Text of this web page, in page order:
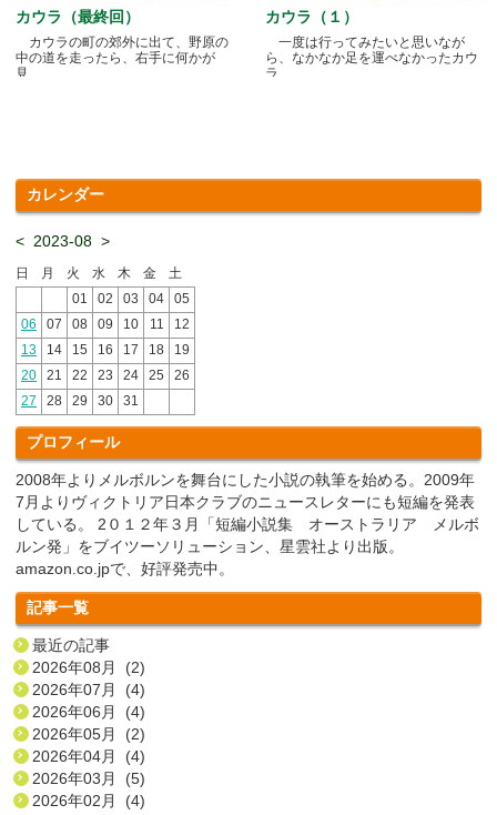
カウラ（最終回）
カウラの町の郊外に出て、野原の
中の道を走ったら、右手に何かが
見.....
カウラ（１）
一度は行ってみたいと思いなが
ら、なかなか足を運べなかったカウ
ラ.....
カレンダー
< 2023-08 >
日 月 火 水 木 金
土
01
02 03 04
05
06
07 08 09 10 11
12
13
14 15 16 17 18
19
20
21 22 23 24 25
26
27
28 29 30 31
プロフィール
2008年よりメルボルンを舞台にした小説の執筆を始める。2009年
7月よりヴィクトリア日本クラブのニュースレターにも短編を発表
している。 2０１２年３月「短編小説集 オーストラリア メルボ
ルン発」をブイツーソリューション、星雲社より出版。
amazon.co.jpで、好評発売中。
記事一覧
最近の記事
2026年08月 (2)
2026年07月 (4)
2026年06月 (4)
2026年05月 (2)
2026年04月 (4)
2026年03月 (5)
2026年02月 (4)